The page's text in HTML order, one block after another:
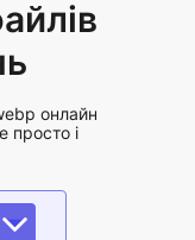
онлайн
просто і